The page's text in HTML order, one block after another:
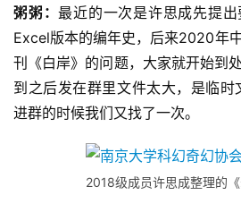
粥粥：最近的一次是许思成先提
Excel版本的编年史，后来2020年
刊《白岸》的问题，大家就开始到
到之后发在群里文件太大，是临
进群的时候我们又找了一次。
2018级成员许思成整理的《